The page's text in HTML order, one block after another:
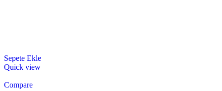
Sepete Ekle
Quick view
Compare